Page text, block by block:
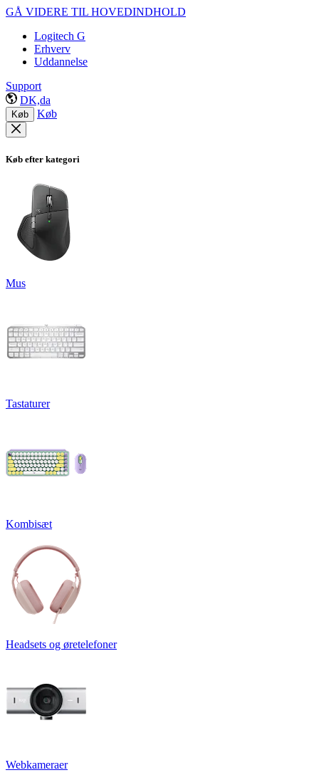
GÅ VIDERE TIL HOVEDINDHOLD
Logitech G
Erhverv
Uddannelse
Support
DK,da
Køb Køb
Køb efter kategori
Mus
Tastaturer
Kombisæt
Headsets og øretelefoner
Webkameraer